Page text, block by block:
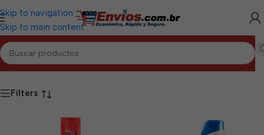
Skip to navigation
Skip to main content
Inicio/LAS TUNAS/Combos de Aseo Las Tunas
Filters